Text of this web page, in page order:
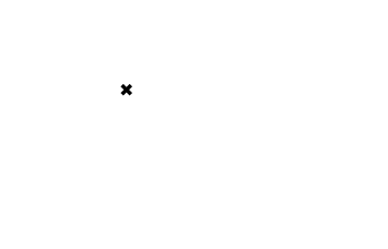
✖